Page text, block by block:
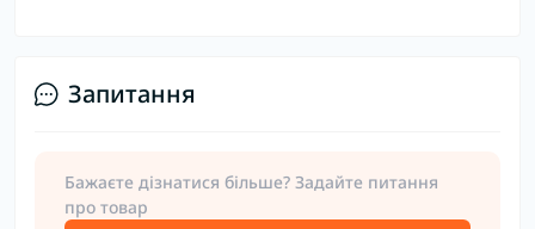
Запитання
Бажаєте дізнатися більше? Задайте питання
про товар